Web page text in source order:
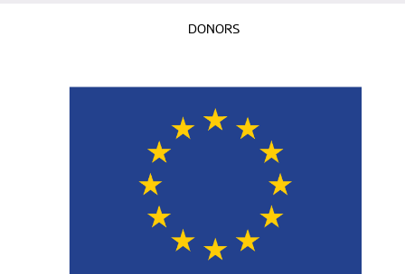
DONORS